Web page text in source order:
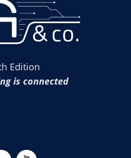
Edition
is connected